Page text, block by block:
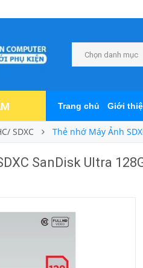
Chọn danh mục
Trang chủ Giới
SDXC Thẻ nhớ Máy Ảnh
SanDisk Ultra